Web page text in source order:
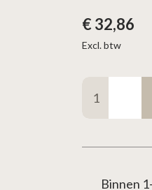
Excl. btw
€32,86
Binnen